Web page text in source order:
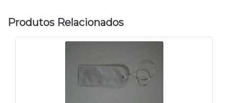
Produtos Relacionados